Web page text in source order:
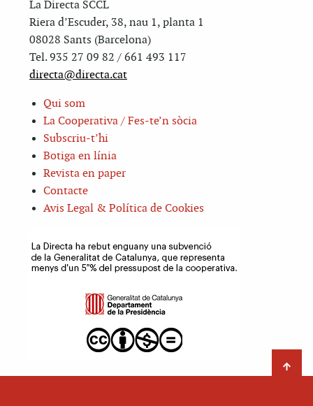
La Directa SCCL
Riera d’Escuder, 38, nau 1, planta 1
08028 Sants (Barcelona)
Tel. 935 27 09 82 / 661 493 117
directa@directa.cat
Qui som
La Cooperativa / Fes-te’n sòcia
Subscriu-t’hi
Botiga en línia
Revista en paper
Contacte
Avis Legal & Política de Cookies